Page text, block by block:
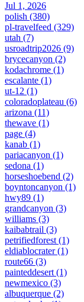
Jul 1, 2026
polish (380)
pl-travelfeed (329)
utah (7)
usroadtrip2026 (9)
brycecanyon (2)
kodachrome (1)
escalante (1)
ut-12 (1)
coloradoplateau (6)
arizona (11)
thewave (1)
page (4)
kanab (1)
pariacanyon (1)
sedona (1)
horseshoebend (2)
boyntoncanyon (1)
hwy89 (1)
grandcanyon (3)
williams (3)
kaibabtrail (3)
petrifiedforest (1)
eldiablocrater(1)
route66 (3)
painteddesert (1)
newmexico (3)
albuquerque (2)